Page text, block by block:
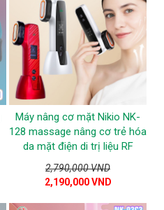
Máy nâng cơ mặt Nikio NK-
128 massage nâng cơ trẻ hóa
da mặt điện di trị liệu RF
2,790,000 VND
2,190,000 VND